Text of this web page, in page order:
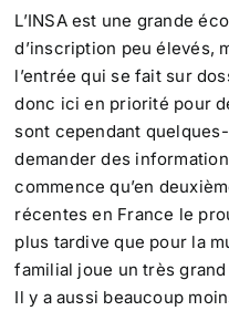
L’INSA est une grande
d’inscription peu élevés,
l’entrée qui se fait sur
donc ici en priorité pour
sont cependant quelques-
demander des
commence qu’en
récentes en France le
plus tardive que pour la
familial joue un très
Il y a aussi beaucoup